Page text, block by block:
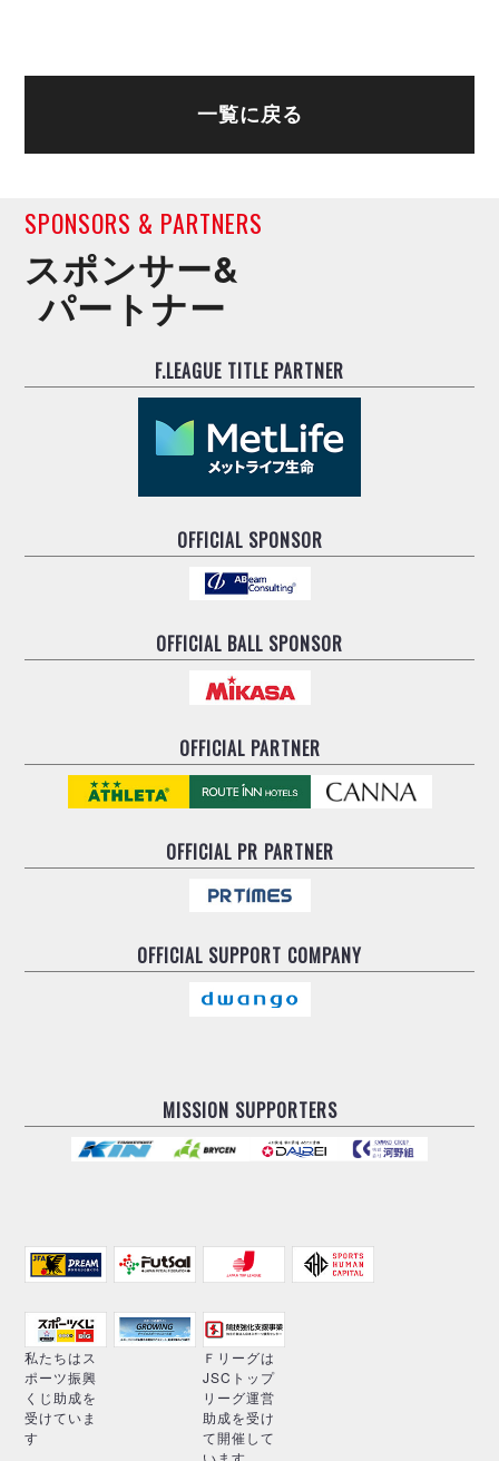
アグレミーナ浜松
デウソン神戸
ミラクルスマイル新居浜
一覧に戻る
SPONSORS & PARTNERS
スポンサー&
パートナー
F.LEAGUE TITLE PARTNER
OFFICIAL SPONSOR
OFFICIAL BALL SPONSOR
OFFICIAL PARTNER
OFFICIALPR PARTNER
OFFICIAL SUPPORT COMPANY
MISSION SUPPORTERS
私たちはス
ポーツ振興
くじ助成を
受けていま
す
Ｆリーグは
JSCトップ
リーグ運営
助成を受け
て開催して